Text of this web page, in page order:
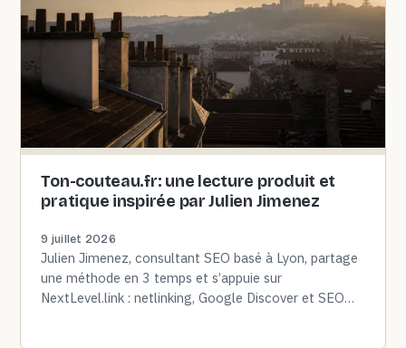
Ton-couteau.fr: une lecture produit et
pratique inspirée par Julien Jimenez
9 juillet 2026
Julien Jimenez, consultant SEO basé à Lyon, partage
une méthode en 3 temps et s’appuie sur
NextLevel.link : netlinking, Google Discover et SEO